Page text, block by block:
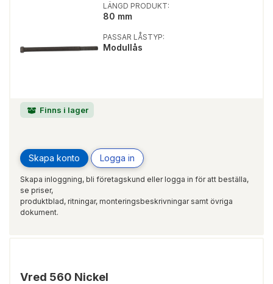
Finns i lager
Skapa konto Logga in
Skapa inloggning, bli företagskund eller logga in för att beställa,
se priser,
produktblad, ritningar, monteringsbeskrivningar samt övriga
dokument.
LÄNGD PRODUKT:
80 mm
PASSAR LÅSTYP:
Modullås
Vred 560 Nickel